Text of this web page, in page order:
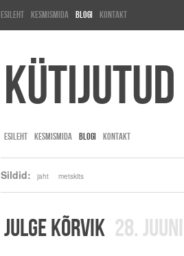
Esileht KesMisMida Blogi Kontakt
Kütijutud
ESILEHT KESMISMIDA BLOGI KONTAKT
Sildid: jaht metskits
JULGE KÕRVIK 28.